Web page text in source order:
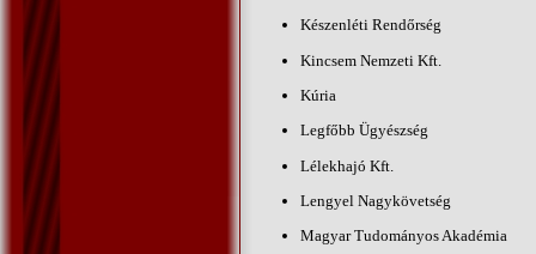
Készenléti Rendőrség
Kincsem Nemzeti Kft.
Kúria
Legfőbb Ügyészség
Lélekhajó Kft.
Lengyel Nagykövetség
Magyar Tudományos Akadémia